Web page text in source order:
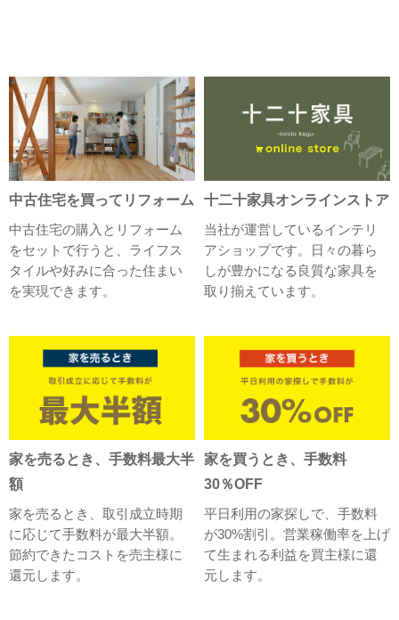
中古住宅を買ってリフォーム
中古住宅の購入とリフォーム
をセットで行うと、ライフス
タイルや好みに合った住まい
を実現できます。
十二十家具オンラインストア
当社が運営しているインテリ
アショップです。日々の暮ら
しが豊かになる良質な家具を
取り揃えています。
家を売るとき、手数料最大半
額
家を売るとき、取引成立時期
に応じて手数料が最大半額。
節約できたコストを売主様に
還元します。
家を買うとき、手数料
30％OFF
平日利用の家探しで、手数料
が30%割引。営業稼働率を上げ
て生まれる利益を買主様に還
元します。